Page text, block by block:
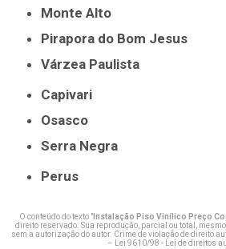
Monte Alto
Pirapora do Bom Jesus
Várzea Paulista
Capivari
Osasco
Serra Negra
Perus
O conteúdo do texto " Instalação Piso Vinílico Preço
direito reservado. Sua reprodução, parcial ou total,
sem a autorização do autor. Crime de violação de direito
–
Lei 9610/98 - Lei de direitos